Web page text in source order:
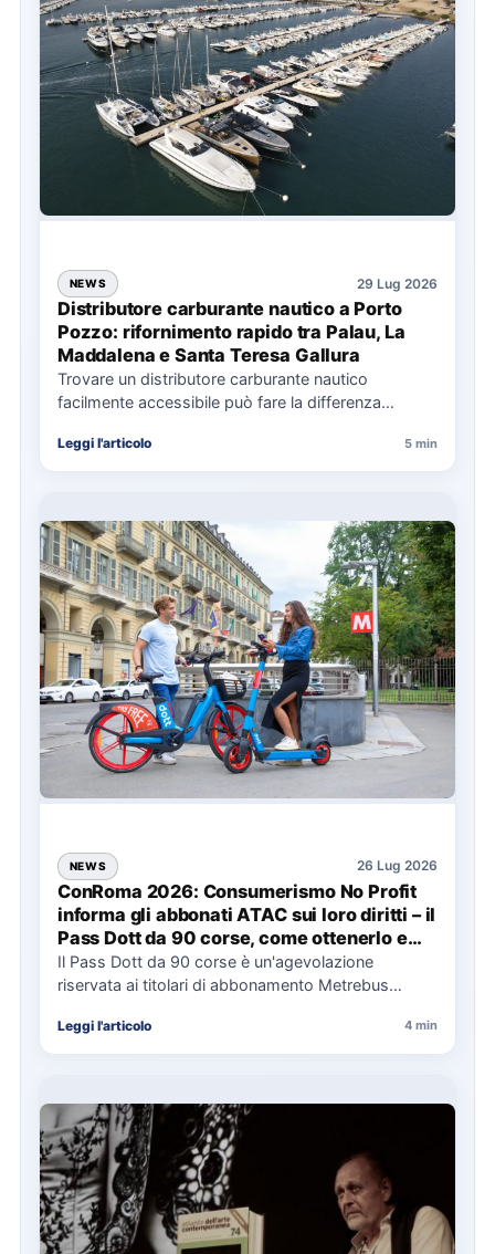
NEWS 29 Lug 2026
Distributore carburante nautico a Porto
Pozzo: rifornimento rapido tra Palau, La
Maddalena e Santa Teresa Gallura
Trovare un distributore carburante nautico
facilmente accessibile può fare la differenza
soprattutto…
Leggi l'articolo 5 min
NEWS 26 Lug 2026
ConRoma 2026: Consumerismo No Profit
informa gli abbonati ATAC sui loro diritti – il
Pass Dott da 90 corse, come ottenerlo e
cosa spetta in caso di disservizi
Il Pass Dott da 90 corse è un'agevolazione
riservata ai titolari di abbonamento Metrebus
Leggi l'articolo 4 min